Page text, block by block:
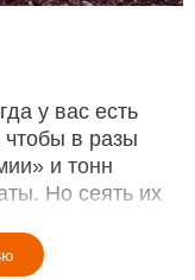
у вас есть
чтобы в разы
и тонн
Но сеять их